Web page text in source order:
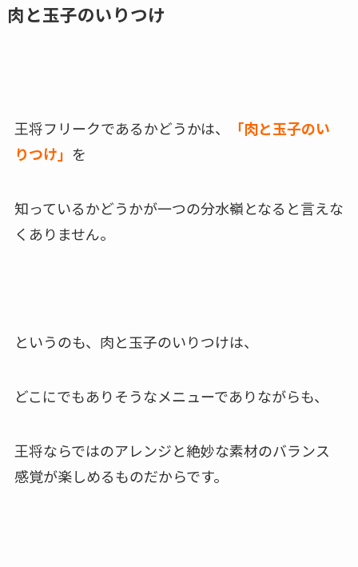
肉と玉子のいりつけ
王将フリークであるかどうかは、
「肉と玉子のい
りつけ」 を
知っているかどうかが一つの分水嶺となると言えな
くありません。
というのも、肉と玉子のいりつけは、
どこにでもありそうなメニューでありながらも、
王将ならではのアレンジと絶妙な素材のバランス
感覚が楽しめるものだからです。